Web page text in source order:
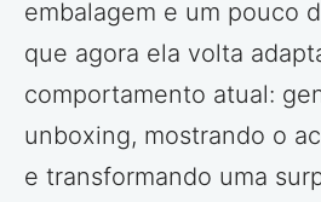
embalagem e um pouco
que agora ela volta
comportamento atual:
unboxing, mostrando o
e transformando uma